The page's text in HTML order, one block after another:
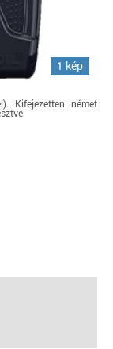
1 kép
Kifejezetten német